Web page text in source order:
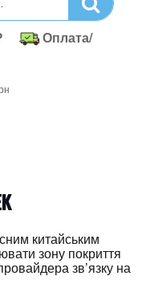
Оплата/
китайським
зону покриття
зв’язку на